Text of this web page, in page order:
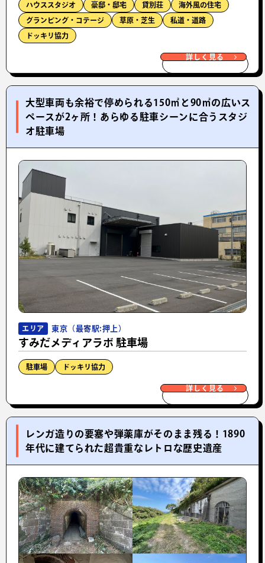
ハウススタジオ 豪邸・邸宅 貸別荘 海外風の住宅
グランピング・コテージ 草原・芝生 私道・道路
ドッキリ協力
詳しく見る
大型車両も余裕で停められる150㎡と90㎡の広いス
ペースが2ヶ所！あらゆる駐車シーンに合うスタジ
オ駐車場
エリア 東京（最寄駅:押上）
すみだメディアラボ 駐車場
駐車場 ドッキリ協力
詳しく見る
レンガ造りの要塞や弾薬庫がそのまま残る！1890
年代に建てられた超貴重なレトロな歴史遺産